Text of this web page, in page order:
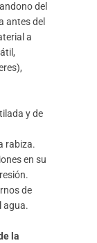
del
antes del
a
y de
rabiza.
en su
de
agua.
la